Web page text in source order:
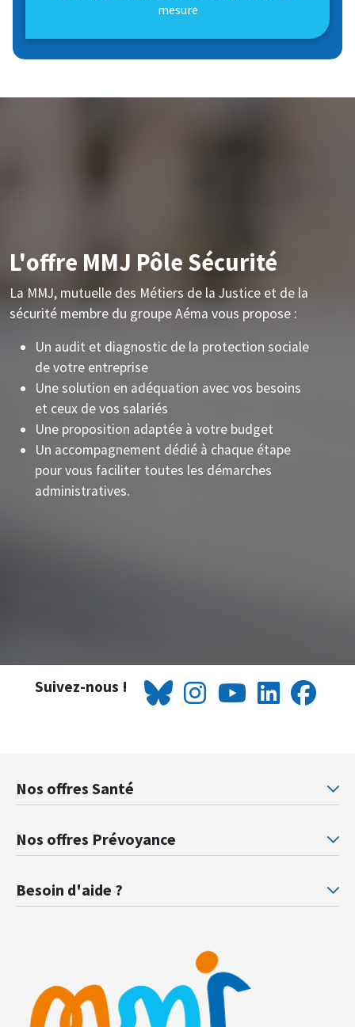
mesure
L'offre MMJ Pôle Sécurité
La MMJ, mutuelle des Métiers de la Justice et de la
sécurité membre du groupe Aéma vous propose :
Un audit et diagnostic de la protection sociale
de votre entreprise
Une solution en adéquation avec vos besoins
et ceux de vos salariés
Une proposition adaptée à votre budget
Un accompagnement dédié à chaque étape
pour vous faciliter toutes les démarches
administratives.
Suivez-nous !
Nos offres Santé
Mutuelle santé Retraités justice
Nos offres Prévoyance
Besoin d'aide ?